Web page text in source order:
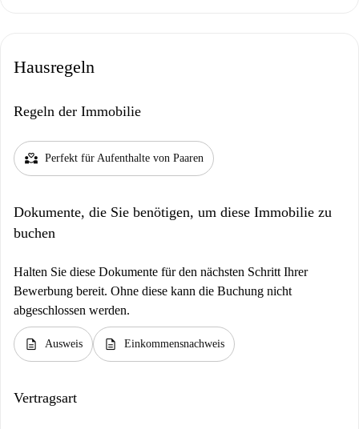
Hausregeln
Regeln der Immobilie
partner_heart Perfekt für Aufenthalte von Paaren
Dokumente, die Sie benötigen, um diese Immobilie zu
buchen
Halten Sie diese Dokumente für den nächsten Schritt Ihrer
Bewerbung bereit. Ohne diese kann die Buchung nicht
abgeschlossen werden.
description Ausweis description Einkommensnachweis
Vertragsart